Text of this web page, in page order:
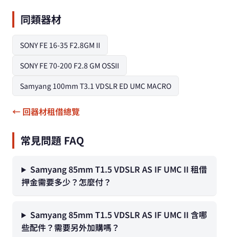
同類器材
SONY FE 16-35 F2.8GM II
SONY FE 70-200 F2.8 GM OSSII
Samyang 100mm T3.1 VDSLR ED UMC MACRO
← 回器材租借總覽
常見問題 FAQ
Samyang 85mm T1.5 VDSLR AS IF UMC II 租借
押金需要多少？怎麼付？
Samyang 85mm T1.5 VDSLR AS IF UMC II 含哪
些配件？需要另外加購嗎？